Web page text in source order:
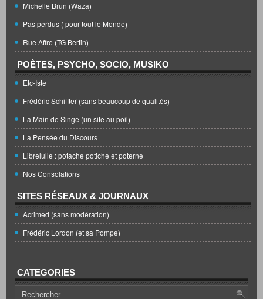
Michelle Brun (Waza)
Pas perdus ( pour tout le Monde)
Rue Affre (TG Bertin)
POÈTES, PSYCHO, SOCIO, MUSIKO
Etc-Iste
Frédéric Schiffter (sans beaucoup de qualités)
La Main de Singe (un site au poil)
La Pensée du Discours
Librelulle : potache potiche et poterne
Nos Consolations
SITES RÉSEAUX & JOURNAUX
Acrimed (sans modération)
Frédéric Lordon (et sa Pompe)
CATEGORIES